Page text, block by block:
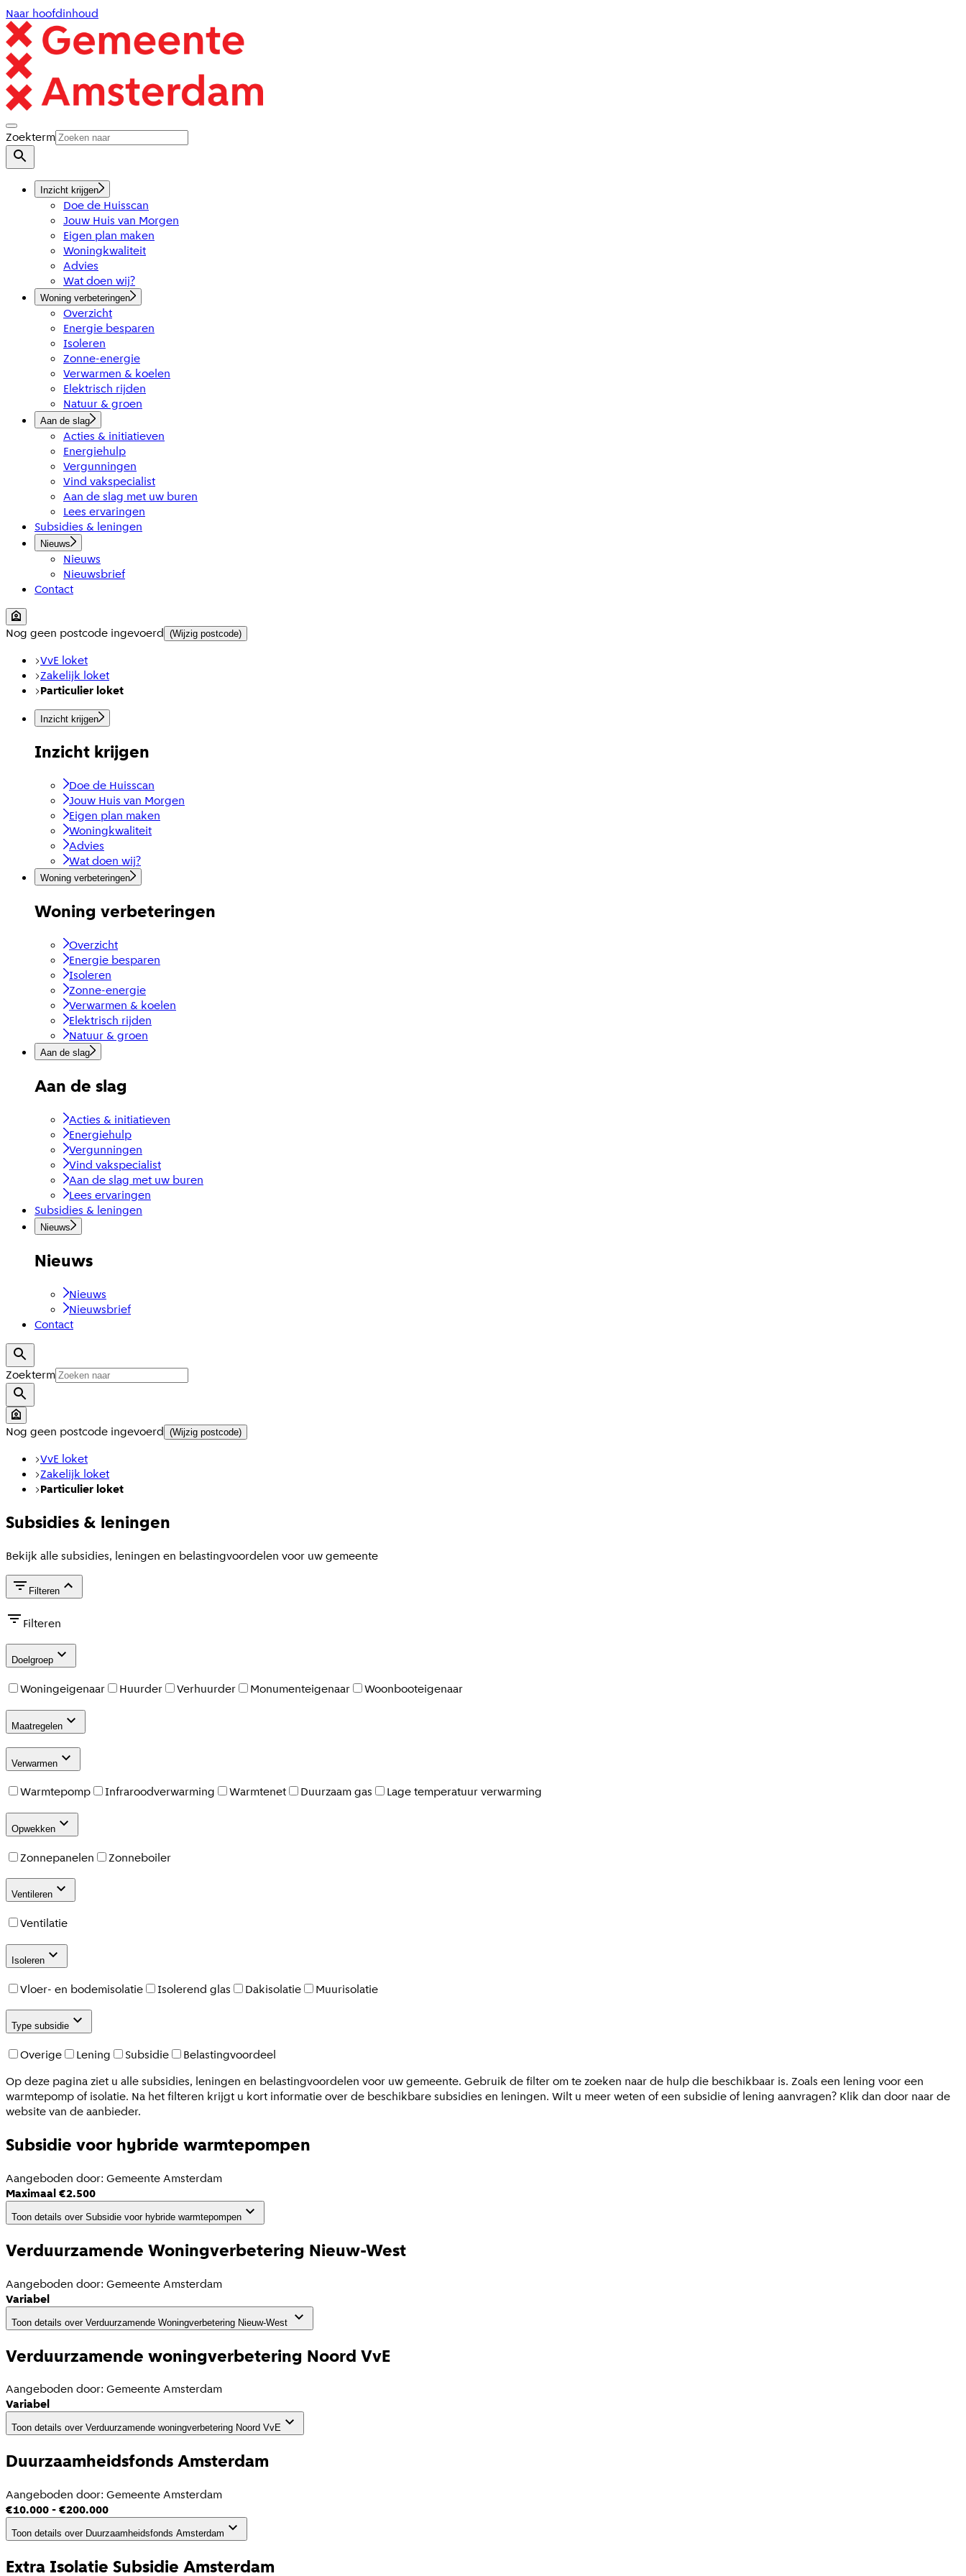
Naar hoofdinhoud
Zoekterm
Inzicht krijgen
Doe de Huisscan
Jouw Huis van Morgen
Eigen plan maken
Woningkwaliteit
Advies
Wat doen wij?
Woning verbeteringen
Overzicht
Energie besparen
Isoleren
Zonne-energie
Verwarmen & koelen
Elektrisch rijden
Natuur & groen
Aan de slag
Acties & initiatieven
Energiehulp
Vergunningen
Vind vakspecialist
Aan de slag met uw buren
Lees ervaringen
Subsidies & leningen
Nieuws
Nieuws
Nieuwsbrief
Contact
Nog geen postcode ingevoerd (Wijzig postcode)
VvE loket
Zakelijk loket
Particulier loket
Inzicht krijgen
Inzicht krijgen
Doe de Huisscan
Jouw Huis van Morgen
Eigen plan maken
Woningkwaliteit
Advies
Wat doen wij?
Woning verbeteringen
Woning verbeteringen
Overzicht
Energie besparen
Isoleren
Zonne-energie
Verwarmen & koelen
Elektrisch rijden
Natuur & groen
Aan de slag
Aan de slag
Acties & initiatieven
Energiehulp
Vergunningen
Vind vakspecialist
Aan de slag met uw buren
Lees ervaringen
Subsidies & leningen
Nieuws
Nieuws
Nieuws
Nieuwsbrief
Contact
Zoekterm
Nog geen postcode ingevoerd (Wijzig postcode)
VvE loket
Zakelijk loket
Particulier loket
Subsidies & leningen
Bekijk alle subsidies, leningen en belastingvoordelen voor uw gemeente
Filteren
Filteren
Doelgroep
Woningeigenaar Huurder Verhuurder Monumenteigenaar Woonbooteigenaar
Maatregelen
Verwarmen
Warmtepomp Infraroodverwarming Warmtenet Duurzaam gas Lage temperatuur verwarming
Opwekken
Zonnepanelen Zonneboiler
Ventileren
Ventilatie
Isoleren
Vloer- en bodemisolatie Isolerend glas Dakisolatie Muurisolatie
Type subsidie
Overige Lening Subsidie
Belastingvoordeel
Op deze pagina ziet u alle subsidies, leningen en belastingvoordelen voor uw gemeente. Gebruik de filter om te zoeken naar de hulp die beschikbaar is. Zoals een lening voor een
warmtepomp of isolatie. Na het filteren krijgt u kort informatie over de beschikbare subsidies en leningen. Wilt u meer weten of een subsidie of lening aanvragen? Klik dan door naar de
website van de aanbieder.
Subsidie voor hybride warmtepompen
Aangeboden door: Gemeente Amsterdam
Maximaal €2.500
Toon details over Subsidie voor hybride warmtepompen
Verduurzamende Woningverbetering Nieuw-West
Aangeboden door: Gemeente Amsterdam
Variabel
Toon details over Verduurzamende Woningverbetering Nieuw-West
Verduurzamende woningverbetering Noord VvE
Aangeboden door: Gemeente Amsterdam
Variabel
Toon details over Verduurzamende woningverbetering Noord VvE
Duurzaamheidsfonds Amsterdam
Aangeboden door: Gemeente Amsterdam
€10.000 - €200.000
Toon details over Duurzaamheidsfonds Amsterdam
Extra Isolatie Subsidie Amsterdam